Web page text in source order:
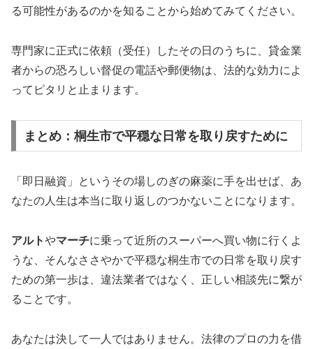
る可能性があるのかを知ることから始めてみてください。
専門家に正式に依頼（受任）したその日のうちに、貸金業
者からの恐ろしい督促の電話や郵便物は、法的な効力によ
ってピタリと止まります。
まとめ：桐生市で平穏な日常を取り戻すために
「即日融資」というその場しのぎの麻薬に手を出せば、あ
なたの人生は本当に取り返しのつかないことになります。
アルトやマーチに乗って近所のスーパーへ買い物に行くよ
うな、そんなささやかで平穏な桐生市での日常を取り戻す
ための第一歩は、違法業者ではなく、正しい相談先に繋が
ることです。
あなたは決して一人ではありません。法律のプロの力を借